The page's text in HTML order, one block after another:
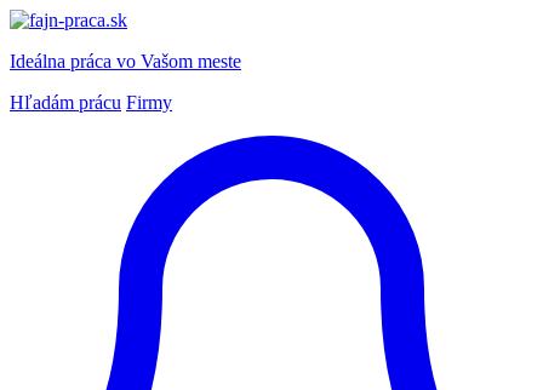
Ideálna práca vo Vašom meste
Hľadám prácu Firmy